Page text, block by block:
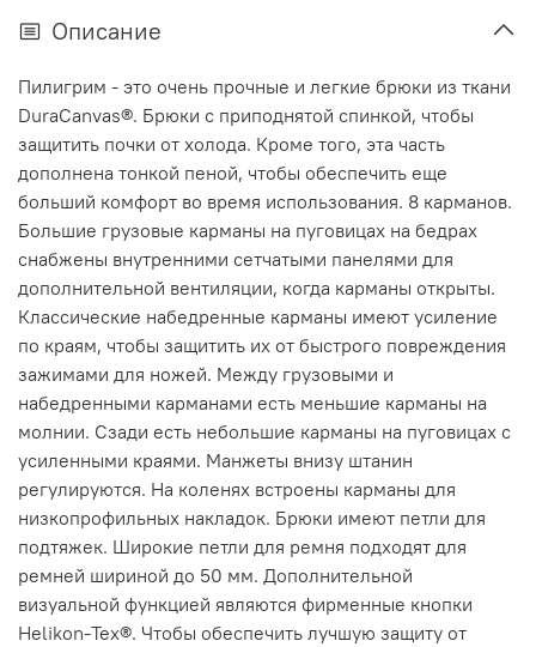
Описание
Пилигрим - это очень прочные и легкие брюки из ткани
DuraCanvas®. Брюки с приподнятой спинкой, чтобы
защитить почки от холода. Кроме того, эта часть
дополнена тонкой пеной, чтобы обеспечить еще
больший комфорт во время использования. 8 карманов.
Большие грузовые карманы на пуговицах на бедрах
снабжены внутренними сетчатыми панелями для
дополнительной вентиляции, когда карманы открыты.
Классические набедренные карманы имеют усиление
по краям, чтобы защитить их от быстрого повреждения
зажимами для ножей. Между грузовыми и
набедренными карманами есть меньшие карманы на
молнии. Сзади есть небольшие карманы на пуговицах с
усиленными краями. Манжеты внизу штанин
регулируются. На коленях встроены карманы для
низкопрофильных накладок. Брюки имеют петли для
подтяжек. Широкие петли для ремня подходят для
ремней шириной до 50 мм. Дополнительной
визуальной функцией являются фирменные кнопки
Helikon-Tex®. Чтобы обеспечить лучшую защиту от